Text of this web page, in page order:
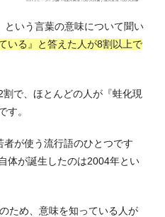
という言葉の意味について聞い
いる』と答えた人が8割以上で
割で、ほとんどの人が『蛙化現
す。
が使う流行語のひとつです
体が誕生したのは2004年とい
ため、意味を知っている人が